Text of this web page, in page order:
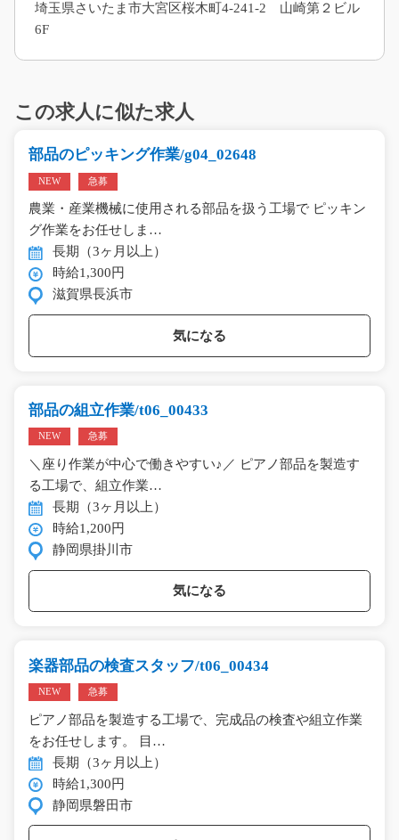
埼玉県さいたま市大宮区桜木町4-241-2 山崎第２ビル
6F
この求人に似た求人
部品のピッキング作業/g04_02648
NEW 急募
農業・産業機械に使用される部品を扱う工場で ピッキン
グ作業をお任せしま…
長期（3ヶ月以上）
時給1,300円
滋賀県長浜市
気になる
部品の組立作業/t06_00433
NEW 急募
＼座り作業が中心で働きやすい♪／ ピアノ部品を製造す
る工場で、組立作業…
長期（3ヶ月以上）
時給1,200円
静岡県掛川市
気になる
楽器部品の検査スタッフ/t06_00434
NEW 急募
ピアノ部品を製造する工場で、完成品の検査や組立作業
をお任せします。 目…
長期（3ヶ月以上）
時給1,300円
静岡県磐田市